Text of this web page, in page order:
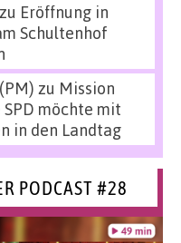
zu Eröffnung in
Schultenhof
zu Mission
möchte mit
in den Landtag
PODCAST #28